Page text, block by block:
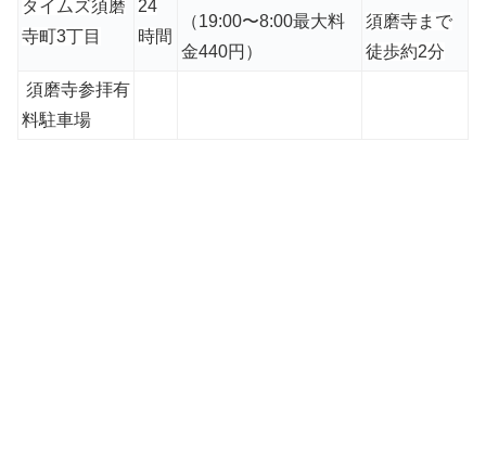
タイムズ須磨
寺町3丁目
24
時間
（19:00〜8:00最大料
金440円）
須磨寺まで
徒歩約2分
須磨寺参拝有
料駐車場